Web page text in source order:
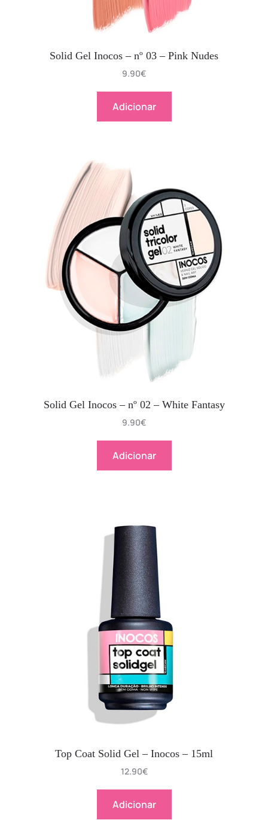
Solid Gel Inocos – nº 03 – Pink Nudes
9.90€
Adicionar
Solid Gel Inocos – nº 02 – White Fantasy
9.90€
Adicionar
Top Coat Solid Gel – Inocos – 15ml
12.90€
Adicionar